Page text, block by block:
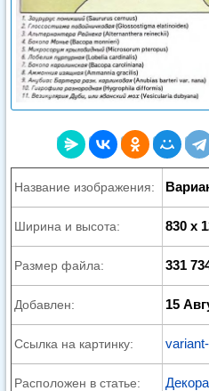
Название изображения:
Ширина и высота: 830 x
Размер файла: 331
Добавлен: 15
Ссылка на картинку:
Расположен в статье: